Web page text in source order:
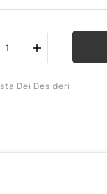
Dei Desideri